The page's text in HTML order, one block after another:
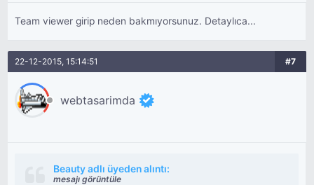
Team viewer girip neden bakmıyorsunuz. Detaylıca...
22-12-2015, 15:14:51 #7
webtasarimda
Beauty adlı üyeden alıntı:
mesajı görüntüle